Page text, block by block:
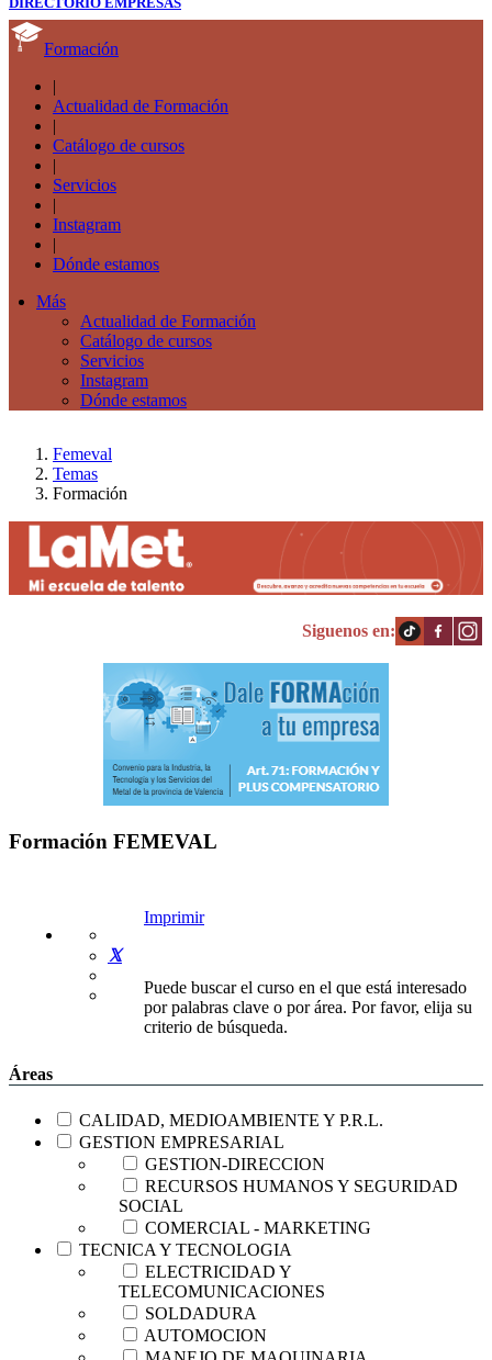
Formación
|
Actualidad de Formación
|
Catálogo de cursos
|
Servicios
|
Instagram
|
Dónde estamos
Más
Actualidad de Formación
Catálogo de cursos
Servicios
Instagram
Dónde estamos
Femeval
Temas
Formación
Siguenos en:
Formación FEMEVAL
Imprimir
Puede buscar el curso en el que está interesado
por palabras clave o por área. Por favor, elija su
criterio de búsqueda.
Áreas
CALIDAD, MEDIOAMBIENTE Y P.R.L.
GESTION EMPRESARIAL
GESTION-DIRECCION
RECURSOS HUMANOS Y SEGURIDAD
SOCIAL
COMERCIAL - MARKETING
TECNICA Y TECNOLOGIA
ELECTRICIDAD Y
TELECOMUNICACIONES
SOLDADURA
AUTOMOCION